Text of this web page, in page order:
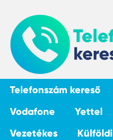
Telefonszám kereső
Vodafone
Yettel
Vezetékes
Külföldi